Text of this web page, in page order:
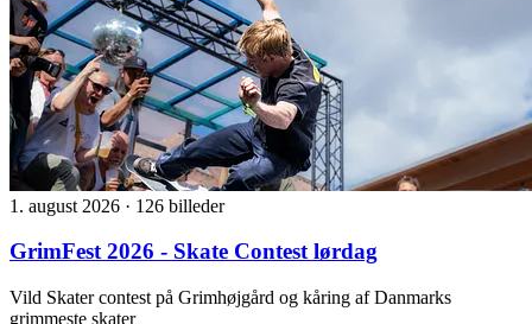
1. august 2026 · 126 billeder
GrimFest 2026 - Skate Contest lørdag
Vild Skater contest på Grimhøjgård og kåring af Danmarks
grimmeste skater